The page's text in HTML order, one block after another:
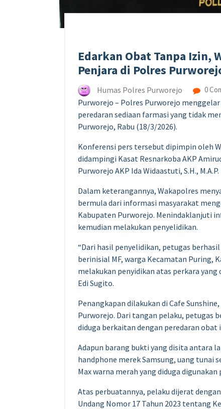
Edarkan Obat Tanpa Izin,
Penjara di Polres
Humas Polres Purworejo 0
Purworejo – Polres Purworejo
peredaran sediaan farmasi yang tidak
Purworejo, Rabu (18/3/2026).
Konferensi pers tersebut dipimpin oleh
didampingi Kasat Resnarkoba AKP
Purworejo AKP Ida Widaastuti, S.H., M.A.P.
Dalam keterangannya, Wakapolres
bermula dari informasi masyarakat
Kabupaten Purworejo. Menindaklanjuti
kemudian melakukan penyelidikan.
“Dari hasil penyelidikan, petugas
berinisial MF, warga Kecamatan Puring,
melakukan penyidikan atas perkara yang
Edi Sugito.
Penangkapan dilakukan di Cafe
Purworejo. Dari tangan pelaku, petugas
diduga berkaitan dengan peredaran obat
Adapun barang bukti yang disita antara
handphone merek Samsung, uang tunai
Max warna merah yang diduga
Atas perbuatannya, pelaku dijerat
Undang Nomor 17 Tahun 2023 tentang